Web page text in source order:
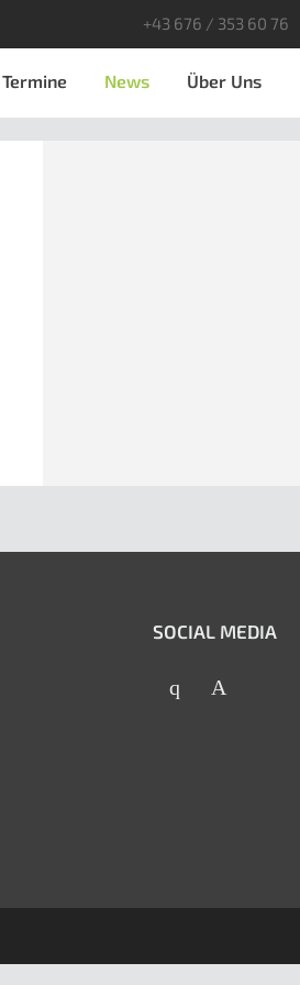
+43 676 / 353 60 76
Termine News Über Uns
SOCIAL MEDIA